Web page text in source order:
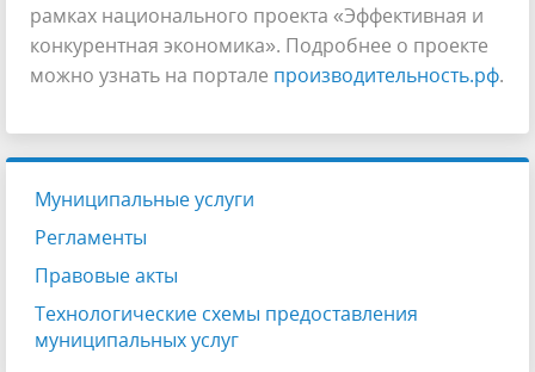
рамках национального проекта «Эффективная и
конкурентная экономика». Подробнее о проекте
можно узнать на портале производительность.рф.
Муниципальные услуги
Регламенты
Правовые акты
Технологические схемы предоставления
муниципальных услуг